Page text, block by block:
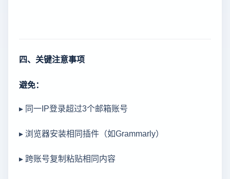
四、关键注意事项
避免：
▸ 同一IP登录超过3个邮箱账号
▸ 浏览器安装相同插件（如Grammarly）
▸ 跨账号复制粘贴相同内容